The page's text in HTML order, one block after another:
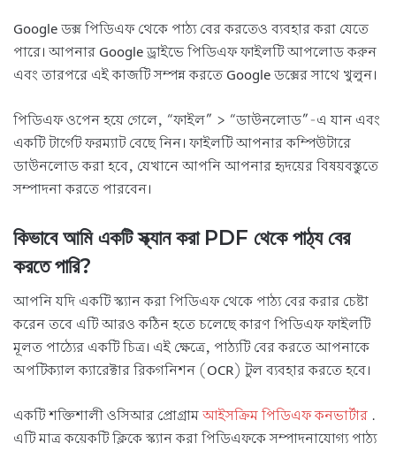
Google ডক্স পিডিএফ থেকে পাঠ্য বের করতেও ব্যবহার করা যেতে
পারে। আপনার Google ড্রাইভে পিডিএফ ফাইলটি আপলোড করুন
এবং তারপরে এই কাজটি সম্পন্ন করতে Google ডক্সের সাথে খুলুন।
পিডিএফ ওপেন হয়ে গেলে, “ফাইল” > “ডাউনলোড”-এ যান এবং
একটি টার্গেট ফরম্যাট বেছে নিন। ফাইলটি আপনার কম্পিউটারে
ডাউনলোড করা হবে, যেখানে আপনি আপনার হৃদয়ের বিষয়বস্তুতে
সম্পাদনা করতে পারবেন।
কিভাবে আমি একটি স্ক্যান করা PDF থেকে পাঠ্য বের
করতে পারি?
আপনি যদি একটি স্ক্যান করা পিডিএফ থেকে পাঠ্য বের করার চেষ্টা
করেন তবে এটি আরও কঠিন হতে চলেছে কারণ পিডিএফ ফাইলটি
মূলত পাঠ্যের একটি চিত্র। এই ক্ষেত্রে, পাঠ্যটি বের করতে আপনাকে
অপটিক্যাল ক্যারেক্টার রিকগনিশন (OCR) টুল ব্যবহার করতে হবে।
একটি শক্তিশালী ওসিআর প্রোগ্রামআইসক্রিম পিডিএফ কনভার্টার .
এটি মাত্র কয়েকটি ক্লিকে স্ক্যান করা পিডিএফকে সম্পাদনাযোগ্য পাঠ্য